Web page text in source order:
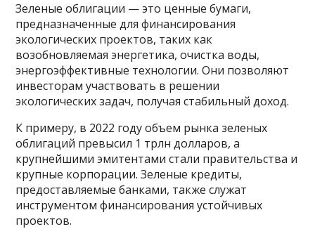
Зеленые облигации — это ценные бумаги,
предназначенные для финансирования
экологических проектов, таких как
возобновляемая энергетика, очистка воды,
энергоэффективные технологии. Они позволяют
инвесторам участвовать в решении
экологических задач, получая стабильный доход.
К примеру, в 2022 году объем рынка зеленых
облигаций превысил 1 трлн долларов, а
крупнейшими эмитентами стали правительства и
крупные корпорации. Зеленые кредиты,
предоставляемые банками, также служат
инструментом финансирования устойчивых
проектов.